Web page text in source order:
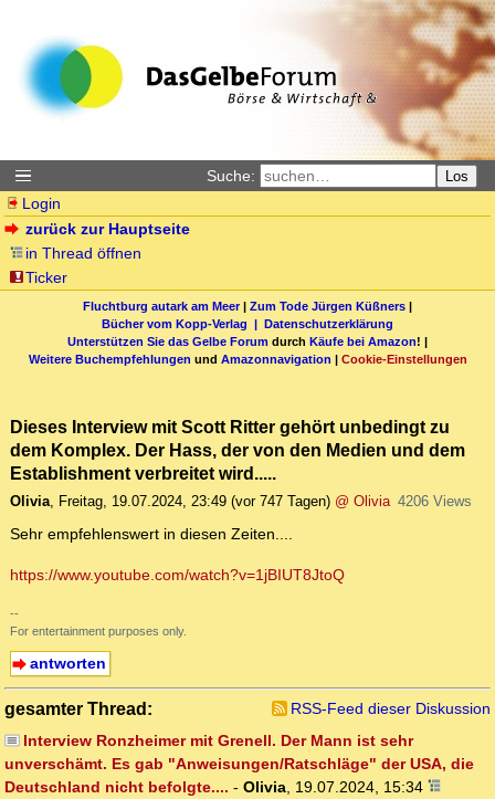
Suche: Los
Login
zurück zur Hauptseite
in Thread öffnen
Ticker
Fluchtburg autark am Meer| Zum Tode Jürgen Küßners |
Bücher vom Kopp-Verlag | Datenschutzerklärung
Unterstützen Sie das Gelbe Forum durch Käufe bei Amazon! |
Weitere Buchempfehlungen und Amazonnavigation | Cookie-Einstellungen
Dieses Interview mit Scott Ritter gehört unbedingt zu
dem Komplex. Der Hass, der von den Medien und dem
Establishment verbreitet wird.....
Olivia, Freitag, 19.07.2024, 23:49 (vor 747 Tagen) @ Olivia 4206 Views
Sehr empfehlenswert in diesen Zeiten....
https://www.youtube.com/watch?v=1jBIUT8JtoQ
--
For entertainment purposes only.
antworten
gesamter Thread:
RSS-Feed dieser Diskussion
Interview Ronzheimer mit Grenell. Der Mann ist sehr
unverschämt. Es gab "Anweisungen/Ratschläge" der USA, die
Deutschland nicht befolgte.... - Olivia, 19.07.2024, 15:34